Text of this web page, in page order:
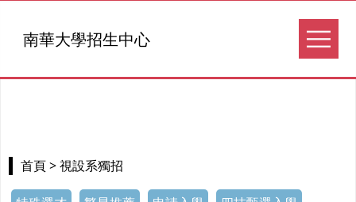
首頁 > 視設系獨招
南華大學招生中心